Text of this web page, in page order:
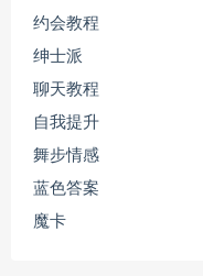
约会教程
绅士派
聊天教程
自我提升
舞步情感
蓝色答案
魔卡